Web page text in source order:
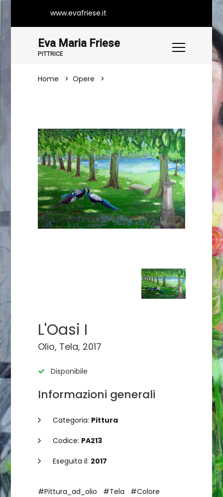
www.evafriese.it
Eva Maria Friese
PITTRICE
Home Opere
L'Oasi I
Olio, Tela, 2017
Disponibile
Informazioni generali
Categoria: Pittura
Codice: PA213
Eseguita il: 2017
#Pittura_ad_olio #Tela
#Colore